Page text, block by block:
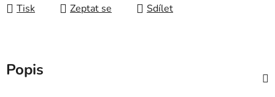
Tisk Zeptat se Sdílet
Popis